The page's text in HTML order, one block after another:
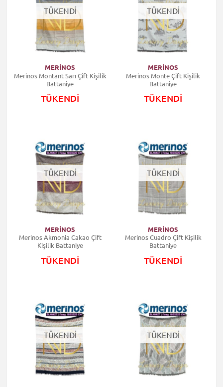
TÜKENDİ
MERİNOS
Merinos Montant Sarı Çift Kişilik
Battaniye
TÜKENDİ
TÜKENDİ
MERİNOS
Merinos Monte Çift Kişilik
Battaniye
TÜKENDİ
TÜKENDİ
MERİNOS
Merinos Akmonia Cakao Çift
Kişilik Battaniye
TÜKENDİ
TÜKENDİ
MERİNOS
Merinos Cuadro Çift Kişilik
Battaniye
TÜKENDİ
TÜKENDİ TÜKENDİ